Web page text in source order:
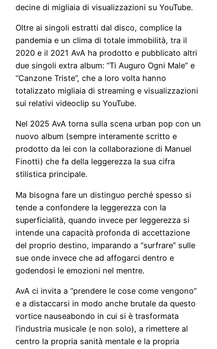
decine di migliaia di visualizzazioni su YouTube.
Oltre ai singoli estratti dal disco, complice la
pandemia e un clima di totale immobilità, tra il
2020 e il 2021 AvA ha prodotto e pubblicato altri
due singoli extra album: “Ti Auguro Ogni Male” e
“Canzone Triste”, che a loro volta hanno
totalizzato migliaia di streaming e visualizzazioni
sui relativi videoclip su YouTube.
Nel 2025 AvA torna sulla scena urban pop con un
nuovo album (sempre interamente scritto e
prodotto da lei con la collaborazione di Manuel
Finotti) che fa della leggerezza la sua cifra
stilistica principale.
Ma bisogna fare un distinguo perché spesso si
tende a confondere la leggerezza con la
superficialità, quando invece per leggerezza si
intende una capacità profonda di accettazione
del proprio destino, imparando a “surfrare” sulle
sue onde invece che ad affogarci dentro e
godendosi le emozioni nel mentre.
AvA ci invita a “prendere le cose come vengono”
e a distaccarsi in modo anche brutale da questo
vortice nauseabondo in cui si è trasformata
l’industria musicale (e non solo), a rimettere al
centro la propria sanità mentale e la propria